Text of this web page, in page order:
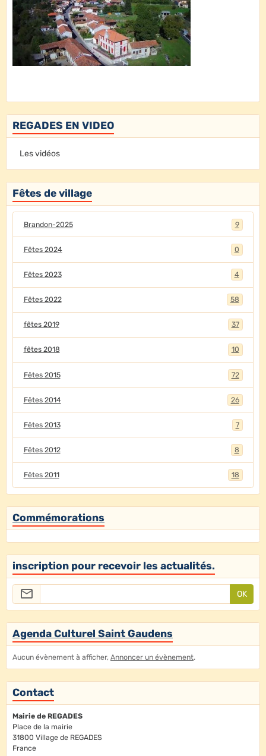
REGADES EN VIDEO
Les vidéos
Fêtes de village
Brandon-2025 9
Fêtes 2024 0
Fêtes 2023 4
Fêtes 2022 58
fêtes 2019 37
fêtes 2018 10
Fêtes 2015 72
Fêtes 2014 26
Fêtes 2013 7
Fêtes 2012 8
Fêtes 2011 18
Commémorations
inscription pour recevoir les actualités.
OK
Agenda Culturel Saint Gaudens
Aucun évènement à afficher, Annoncer un évènement.
Contact
Mairie de REGADES
Place de la mairie
31800 Village de REGADES
France